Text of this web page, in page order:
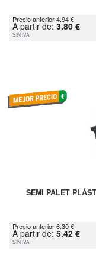
Precio anterior 4.94 €
A partir de: 3.80 €
SIN IVA
SEMI PALET
Precio anterior 6.30 €
A partir de: 5.42 €
SIN IVA